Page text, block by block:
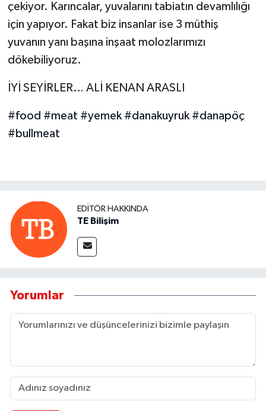
çekiyor. Karıncalar, yuvalarını tabiatın devamlılığı
için yapıyor. Fakat biz insanlar ise 3 müthiş
yuvanın yanı başına inşaat molozlarımızı
dökebiliyoruz.
İYİ SEYİRLER… ALİ KENAN ARASLI
#food #meat #yemek #danakuyruk #danapöç
#bullmeat
EDITÖR HAKKINDA
TE Bilişim
Yorumlar